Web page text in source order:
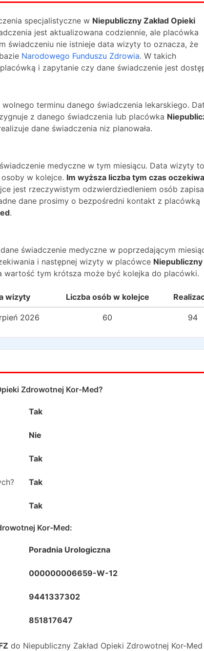
specjalistyczne w Niepubliczny Zakład Opieki
jest aktualizowana codziennie, ale placówka
świadczeniu nie istnieje data wizyty to oznacza, że
Narodowego Funduszu Zdrowia. W takich
i zapytanie czy dane świadczenie jest
terminu danego świadczenia lekarskiego.
z danego świadczenia lub placówka
dane świadczenia niz planowała.
medyczne w tym miesiącu. Data wizyty to
w kolejce. Im wyższa liczba tym czas
jest rzeczywistym odzwierdziedleniem osób
dane prosimy o bezpośredni kontakt z placówką
.
świadczenie medyczne w poprzedającym
i następnej wizyty w placówce Niepubliczny
wartość tym krótsza może być kolejka do placówki.
wizyty Liczba osób w kolejce
2026 60 94
Zdrowotnej Kor-Med?
Tak
Nie
Tak
Tak
Tak
Kor-Med:
Poradnia Urologiczna
000000006659-W-12
9441337302
851817647
do Niepubliczny Zakład Opieki Zdrowotnej Kor-Med